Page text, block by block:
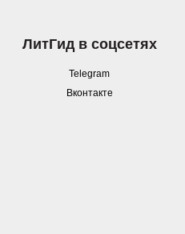
ЛитГид в соцсетях
Telegram
Вконтакте